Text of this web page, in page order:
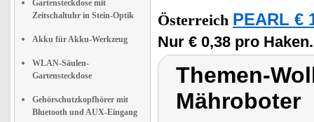
Gartensteckdose mit
Zeitschaltuhr in Stein-Optik
Akku für Akku-Werkzeug
WLAN-Säulen-
Gartensteckdose
Gehörschutzkopfhörer mit
Bluetooth und AUX-Eingang
Österreich PEARL €
Nur € 0,38 pro Haken.
Themen-
Mähroboter